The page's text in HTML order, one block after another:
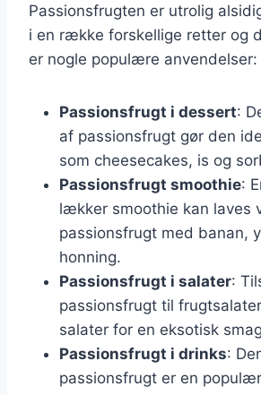
Passionsfrugten er utrolig
i en række forskellige retter og
er nogle populære anvendelser:
Passionsfrugt i dessert:
af passionsfrugt gør den
som cheesecakes, is og
Passionsfrugt smoothie:
lækker smoothie kan laves
passionsfrugt med banan,
honning.
Passionsfrugt i salater:
passionsfrugt til
salater for en eksotisk
Passionsfrugt i drinks:
passionsfrugt er en